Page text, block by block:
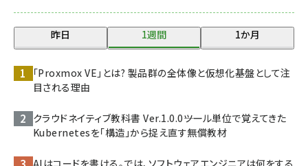
昨日 1週間 1か月
「Proxmox VE」とは? 製品群の全体像と仮想化基盤として注
目される理由
クラウドネイティブ教科書 Ver.1.0.0――ツール単位で覚えてきた
Kubernetesを「構造」から捉え直す無償教材
AIはコードを書ける。では、ソフトウェアエンジニアは何をする